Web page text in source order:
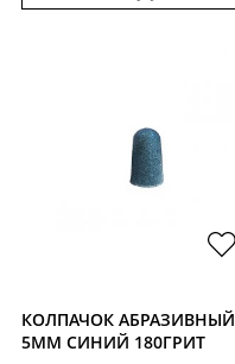
КОЛПАЧОК АБРАЗИВНЫЙ
5ММ СИНИЙ 180ГРИТ